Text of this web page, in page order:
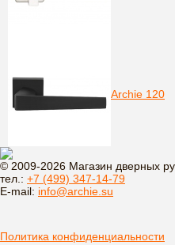
Archie 120
© 2009-2026 Магазин дверных
тел.: +7 (499) 347-14-79
E-mail: info@archie.su
Политика конфиденциальности